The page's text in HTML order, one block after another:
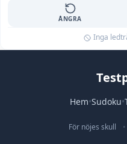
ÅNGRA
Inga
Hem•Sudoku•
För nöjes skull •